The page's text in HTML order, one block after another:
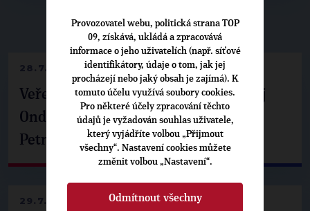
▶NEPŘEHLÉDNĚTE◀
28.7.2026
Veřejné finance, euro i školství. Matěj
Ondřej Havel jednal s prezidentem
Petrem Pavlem
29.7.2026
Provozovatel webu, politická strana TOP
09, získává, ukládá a zpracovává
informace o jeho uživatelích (např. síťové
identifikátory, údaje o tom, jak jej
procházejí nebo jaký obsah je zajímá). K
tomuto účelu využívá soubory cookies.
Pro některé účely zpracování těchto
údajů je vyžadován souhlas uživatele,
který vyjádříte volbou „Přijmout
všechny“. Nastavení cookies můžete
změnit volbou „Nastavení“.
Odmítnout všechny